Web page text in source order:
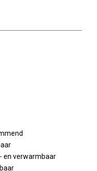
en verwarmbaar